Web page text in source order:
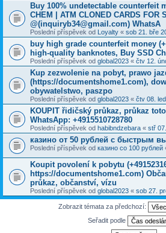
Buy 100% undetectable counterfeit
CHEM | ATM CLONED CARDS FOR
@(inquiryb34@gmail.com) WhatsA
Poslední příspěvek od Loyalty « sob 21. bře
buy high grade counterfeit money
high-quality banknotes, Buy SSD
Poslední příspěvek od global2023 « čtv 12.
Kup zezwolenie na pobyt, prawo
(https://documentshome1.com),
obywatelstwo, paszpo
Poslední příspěvek od global2023 « čtv 08.
KOUPIT řidičský průkaz, průkaz
WhatsApp: +4915510728780
Poslední příspěvek od habibndzebara « stř
казино от 50 рублей с быстрым
Poslední příspěvek od казино со 100 рублей
Koupit povolení k pobytu
https://documentshome1.com)
průkaz, občanství, vízu
Poslední příspěvek od global2023 « sob 27.
Zobrazit témata za předchozí:
Seřadit podle